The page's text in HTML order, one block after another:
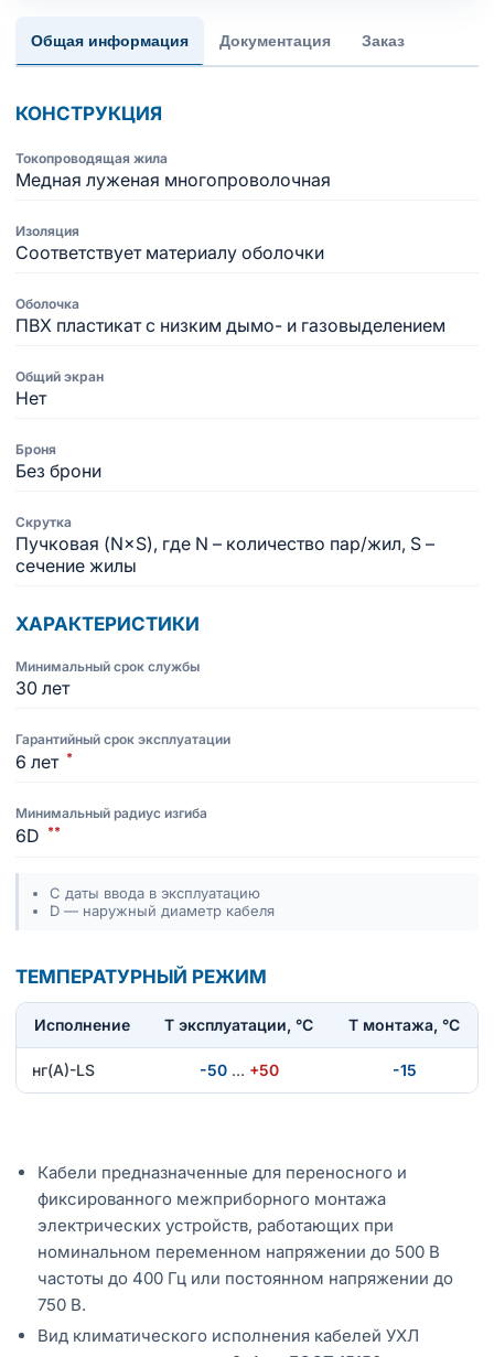
Общая информация Документация Заказ
КОНСТРУКЦИЯ
Токопроводящая жила
Медная луженая многопроволочная
Изоляция
Соответствует материалу оболочки
Оболочка
ПВХ пластикат с низким дымо- и газовыделением
Общий экран
Нет
Броня
Без брони
Скрутка
Пучковая (N×S), где N – количество пар/жил, S –
сечение жилы
ХАРАКТЕРИСТИКИ
Минимальный срок службы
30 лет
Гарантийный срок эксплуатации
6 лет *
Минимальный радиус изгиба
6D **
С даты ввода в эксплуатацию
D — наружный диаметр кабеля
ТЕМПЕРАТУРНЫЙ РЕЖИМ
Исполнение T эксплуатации, °С Т монтажа, °С
нг(А)-LS -50 … +50 -15
Кабели предназначенные для переносного и
фиксированного межприборного монтажа
электрических устройств, работающих при
номинальном переменном напряжении до 500 В
частоты до 400 Гц или постоянном напряжении до
750 В.
Вид климатического исполнения кабелей УХЛ